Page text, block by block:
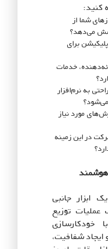
کنید:
شما از
می‌دهد؟
برای
خدمات
به نرم‌افزار
مورد نیاز
در این زمینه
ابزار جانبی
توزیع
ایجاد شفافیت،